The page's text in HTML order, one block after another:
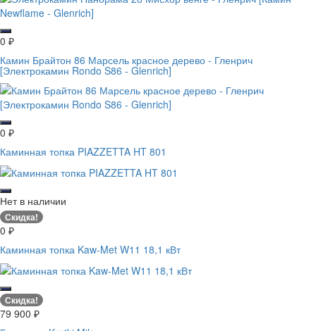
0 ₽
Камин Брайтон 86 Марсель красное дерево - Гленрич
[Электрокамин Rondo S86 - Glenrich]
0 ₽
Каминная топка PIAZZETTA HT 801
Нет в наличии
Скидка!
0 ₽
Каминная топка Kaw-Met W11 18,1 кВт
Скидка!
79 900 ₽